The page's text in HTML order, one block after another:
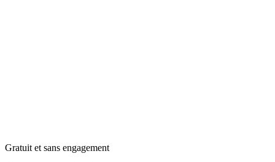
Gratuit et sans engagement